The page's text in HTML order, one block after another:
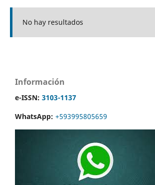
No hay resultados
Información
e-ISSN: 3103-1137
WhatsApp: +593995805659